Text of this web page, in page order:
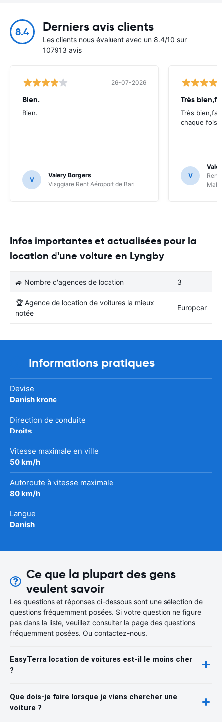
8.4 Derniers avis clients
Les clients nous évaluent avec un 8.4/10 sur
107913 avis
26-07-2026
Bien.
Bien.
V
Valery Borgers
Viaggiare Rent Aéroport de Bari
Très
Très
chaque fois.
V
Infos importantes et actualisées pour la
location d'une voiture en Lyngby
🚙 Nombre d'agences de location 3
🏆 Agence de location de voitures la mieux
notée
Europcar
Informations pratiques
Devise
Danish krone
Direction de conduite
Droits
Vitesse maximale en ville
50 km/h
Autoroute à vitesse maximale
80 km/h
Langue
Danish
Ce que la plupart des gens
veulent savoir
Les questions et réponses ci-dessous sont une sélection de
questions fréquemment posées. Si votre question ne figure
pas dans la liste, veuillez consulter la page des questions
fréquemment posées. Ou contactez-nous.
EasyTerra location de voitures est-il le moins cher
?
Que dois-je faire lorsque je viens chercher une
voiture ?